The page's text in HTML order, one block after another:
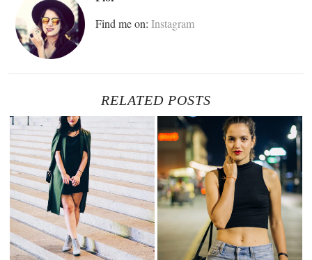
Find me on: Instagram
RELATED POSTS